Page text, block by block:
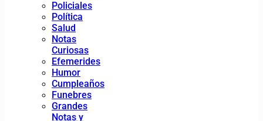
Policiales
Política
Salud
Notas
Curiosas
Efemerides
Humor
Cumpleaños
Funebres
Grandes
Notas y